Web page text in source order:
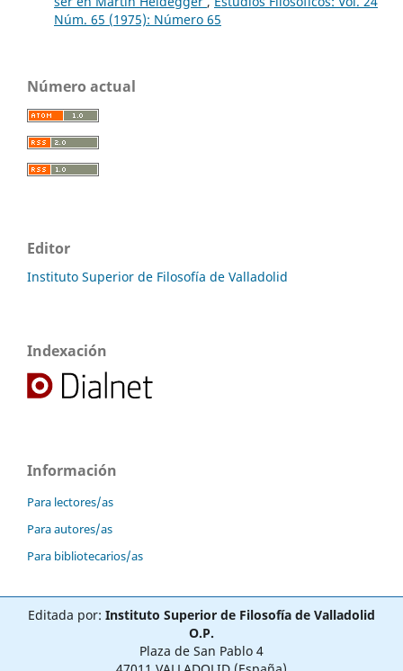
Núm. 65 (1975): Número 65
Número actual
Editor
Instituto Superior de Filosofía de Valladolid
Indexación
Información
Para lectores/as
Para autores/as
Para bibliotecarios/as
Editada por: Instituto Superior de Filosofía de Valladolid
O.P.
Plaza de San Pablo 4